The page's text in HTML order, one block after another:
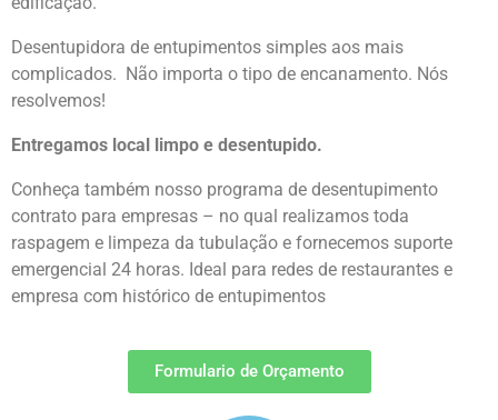
Desentupidora de entupimentos simples aos mais
complicados. Não importa o tipo de encanamento. Nós
resolvemos!
Entregamos local limpo e desentupido.
Conheça também nosso programa de desentupimento
contrato para empresas – no qual realizamos toda
raspagem e limpeza da tubulação e fornecemos suporte
emergencial 24 horas. Ideal para redes de restaurantes e
empresa com histórico de entupimentos
Formulario de Orçamento